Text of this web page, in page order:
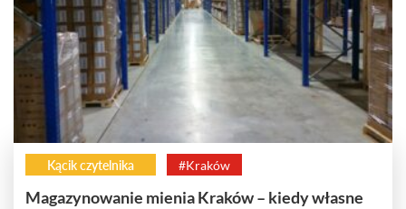
Kącik czytelnika #Kraków
Magazynowanie mienia Kraków – kiedy własne